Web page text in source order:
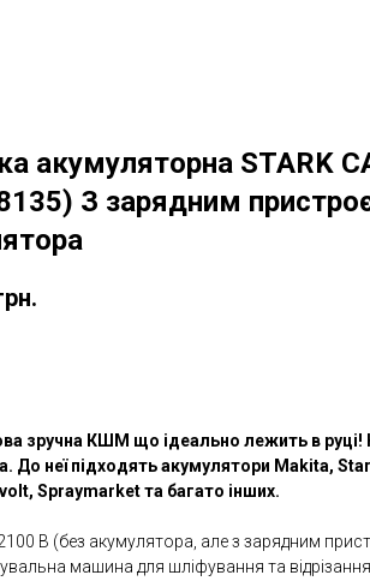
акумуляторна STARK
З зарядним
зручна КШМ що ідеально лежить в руці!
До неї підходять акумулятори Makita,
Spraymarket та багато інших.
B (без акумулятора, але з зарядним
машина для шліфування та